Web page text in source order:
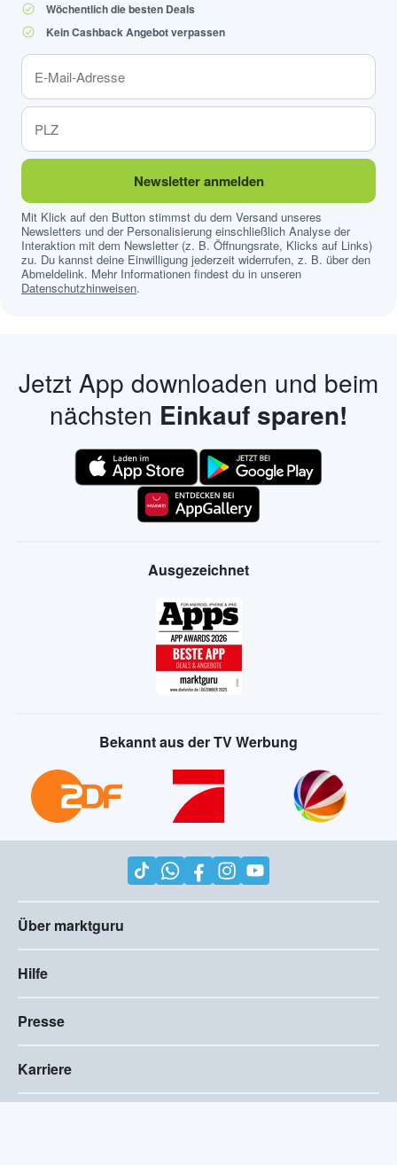
Wöchentlich die besten Deals
Kein Cashback Angebot verpassen
Newsletter anmelden
Mit Klick auf den Button stimmst du dem Versand unseres
Newsletters und der Personalisierung einschließlich Analyse der
Interaktion mit dem Newsletter (z. B. Öffnungsrate, Klicks auf Links)
zu. Du kannst deine Einwilligung jederzeit widerrufen, z. B. über den
Abmeldelink. Mehr Informationen findest du in unseren
Datenschutzhinweisen.
Jetzt App downloaden und beim
nächsten Einkauf sparen!
Ausgezeichnet
Bekannt aus der TV Werbung
Über marktguru
Hilfe
Presse
Karriere